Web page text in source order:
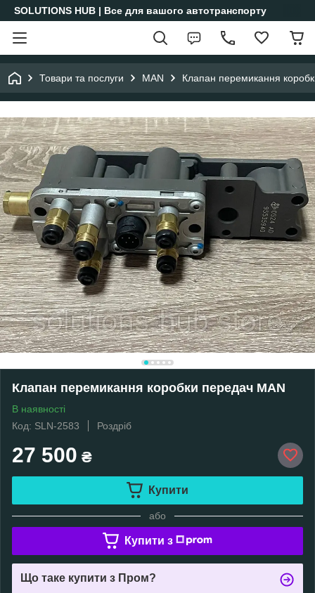
SOLUTIONS HUB | Все для вашого автотранспорту
Товари та послуги MAN Клапан перемикання
Клапан перемикання коробки передач MAN
В наявності
Код: SLN-2583
Роздріб
27 500 ₴
Купити
або
Купити з
Що таке купити з Пром?